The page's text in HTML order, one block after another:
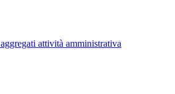
attività amministrativa